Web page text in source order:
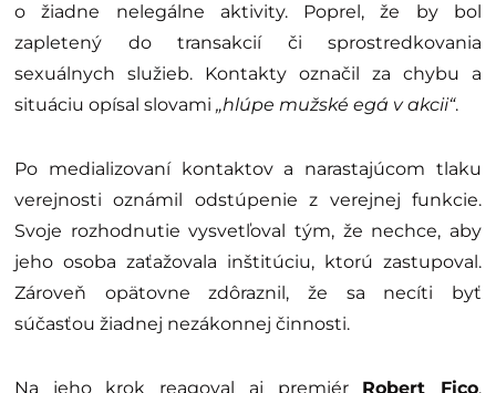
o žiadne nelegálne aktivity. Poprel, že by bol
zapletený do transakcií či sprostredkovania
sexuálnych služieb. Kontakty označil za chybu a
situáciu opísal slovami „hlúpe mužské egá v akcii“.
Po medializovaní kontaktov a narastajúcom tlaku
verejnosti oznámil odstúpenie z verejnej funkcie.
Svoje rozhodnutie vysvetľoval tým, že nechce, aby
jeho osoba zaťažovala inštitúciu, ktorú zastupoval.
Zároveň opätovne zdôraznil, že sa necíti byť
súčasťou žiadnej nezákonnej činnosti.
Na jeho krok reagoval aj premiér Robert Fico.